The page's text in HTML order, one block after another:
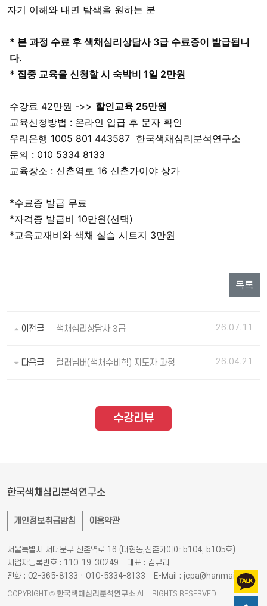
자기 이해와 내면 탐색을 원하는 분
* 본 과정 수료 후 색채심리상담사 3급 수료증이 발급됩니
다.
* 집중 교육을 신청할 시 숙박비 1일 2만원
수강료 42만원 ->> 할인교육 25만원
교육신청방법 : 온라인 입급 후 문자 확인
우리은행 1005 801 443587 한국색채심리분석연구소
문의 : 010 5334 8133
교육장소 : 신촌역로 16 신촌가이야 상가
*수료증 발급 무료
*자격증 발급비 10만원(선택)
*교육교재비와 색채 실습 시트지 3만원
목록
이전글 색채심리상담사 3급 26.07.11
다음글 컬러넘버(색채수비학) 지도자 과정 26.04.21
수강리뷰
한국색채심리분석연구소
개인정보취급방침 이용약관
서울특별시 서대문구 신촌역로 16 (대현동,신촌가이아 b104, b105호)
사업자등록번호 : 110-19-30249
대표 : 김규리
전화 : 02-365-8133 · 010-5334-8133
E-Mail : jcpa@hanmail.net
COPYRIGHT © 한국색채심리분석연구소 ALL RIGHTS RESERVED.